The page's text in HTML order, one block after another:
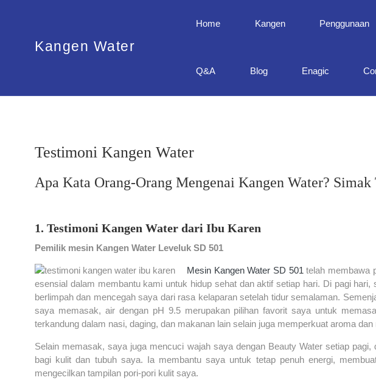
Kangen Water
Home Kangen Penggunaan
Q&A Blog Enagic
Testimoni Kangen Water
Apa Kata Orang-Orang Mengenai Kangen Water?
1. Testimoni Kangen Water dari Ibu Karen
Pemilik mesin Kangen Water Leveluk SD 501
Mesin Kangen Water SD 501 telah membawa
esensial dalam membantu kami untuk hidup sehat dan aktif setiap hari. Di pagi
berlimpah dan mencegah saya dari rasa kelaparan setelah tidur semalaman.
saya memasak, air dengan pH 9.5 merupakan pilihan favorit saya untuk
terkandung dalam nasi, daging, dan makanan lain selain juga memperkuat aroma dan
Selain memasak, saya juga mencuci wajah saya dengan Beauty Water setiap
bagi kulit dan tubuh saya. Ia membantu saya untuk tetap penuh energi,
mengecilkan tampilan pori-pori kulit saya.